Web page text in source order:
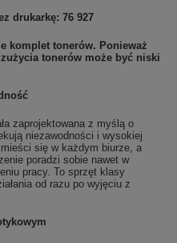
drukarkę: 76 927
komplet tonerów. Ponieważ
tonerów może być niski
zaprojektowana z myślą o
niezawodności i wysokiej
się w każdym biurze, a
poradzi sobie nawet w
pracy. To sprzęt klasy
od razu po wyjęciu z